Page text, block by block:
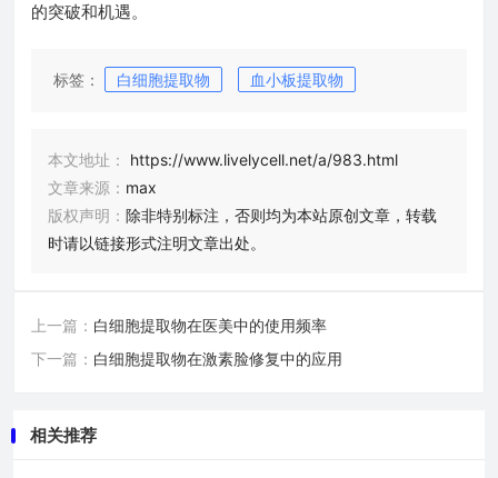
的突破和机遇。
标签： 白细胞提取物 血小板提取物
本文地址：
https://www.livelycell.net/a/983.html
文章来源： max
版权声明： 除非特别标注，否则均为本站原创文章，转载
时请以链接形式注明文章出处。
上一篇： 白细胞提取物在医美中的使用频率
下一篇： 白细胞提取物在激素脸修复中的应用
相关推荐